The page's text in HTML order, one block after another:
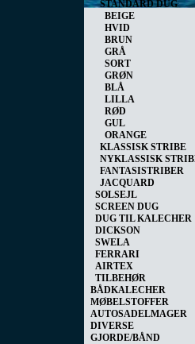
STANDARD DUG
BEIGE
HVID
BRUN
GRÅ
SORT
GRØN
BLÅ
LILLA
RØD
GUL
ORANGE
KLASSISK STRIBE
NYKLASSISK
FANTASISTRIBER
JACQUARD
SOLSEJL
SCREEN DUG
DUG TIL KALECHER
DICKSON
SWELA
FERRARI
AIRTEX
TILBEHØR
BÅDKALECHER
MØBELSTOFFER
AUTOSADELMAGER
DIVERSE
GJORDE/BÅND